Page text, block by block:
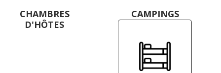
CHAMBRES
D'HÔTES
CAMPINGS